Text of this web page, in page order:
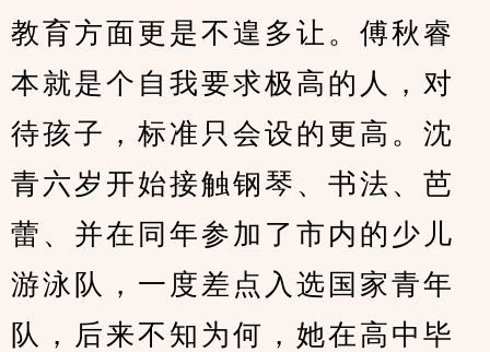
教育方面更是不遑多让。傅秋睿
本就是个自我要求极高的人，对
待孩子，标准只会设的更高。沈
青六岁开始接触钢琴、书法、芭
蕾、并在同年参加了市内的少儿
游泳队，一度差点入选国家青年
队，后来不知为何，她在高中毕